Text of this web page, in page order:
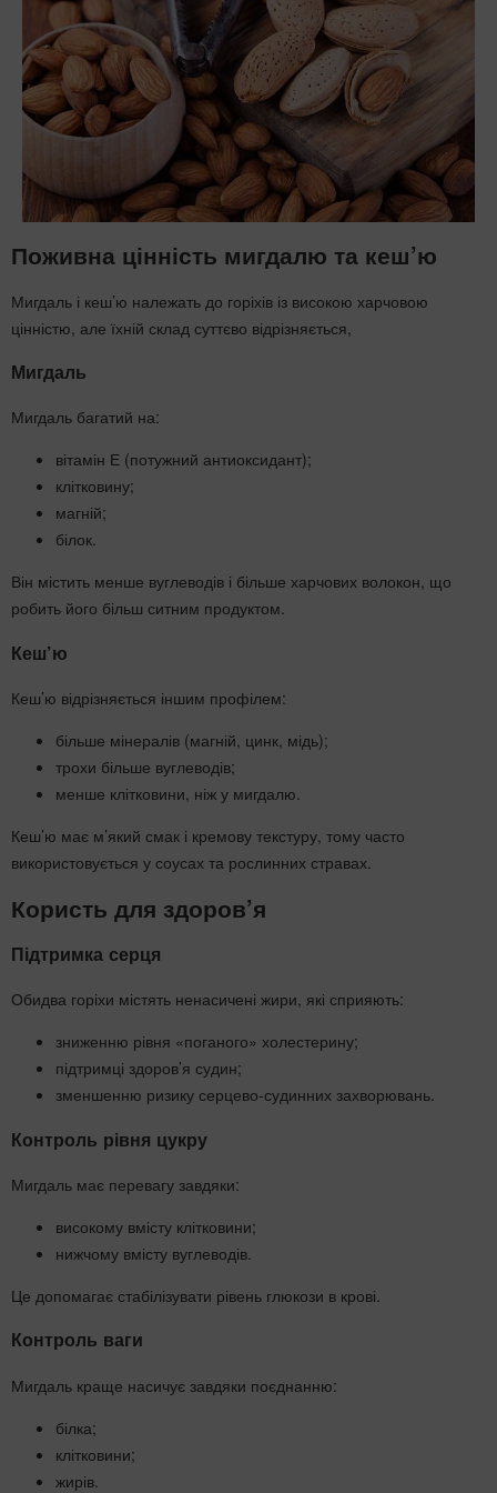
Поживна цінність мигдалю та кеш’ю
Мигдаль і кеш’ю належать до горіхів із високою харчовою
цінністю, але їхній склад суттєво відрізняється,
Мигдаль
Мигдаль багатий на:
вітамін Е (потужний антиоксидант);
клітковину;
магній;
білок.
Він містить менше вуглеводів і більше харчових волокон, що
робить його більш ситним продуктом.
Кеш’ю
Кеш’ю відрізняється іншим профілем:
більше мінералів (магній, цинк, мідь);
трохи більше вуглеводів;
менше клітковини, ніж у мигдалю.
Кеш’ю має м’який смак і кремову текстуру, тому часто
використовується у соусах та рослинних стравах.
Користь для здоров’я
Підтримка серця
Обидва горіхи містять ненасичені жири, які сприяють:
зниженню рівня «поганого» холестерину;
підтримці здоров’я судин;
зменшенню ризику серцево-судинних захворювань.
Контроль рівня цукру
Мигдаль має перевагу завдяки:
високому вмісту клітковини;
нижчому вмісту вуглеводів.
Це допомагає стабілізувати рівень глюкози в крові.
Контроль ваги
Мигдаль краще насичує завдяки поєднанню:
білка;
клітковини;
жирів.